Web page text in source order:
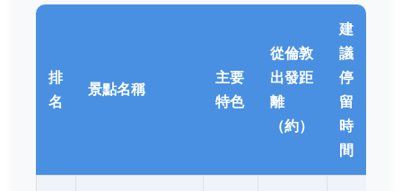
排
名
景點名稱
主要
特色
從倫敦
出發距
離
（約）
建
議
停
留
時
間